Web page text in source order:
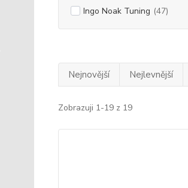
Ingo Noak Tuning (47)
Nejnovější Nejlevnější
Zobrazuji 1-19 z 19